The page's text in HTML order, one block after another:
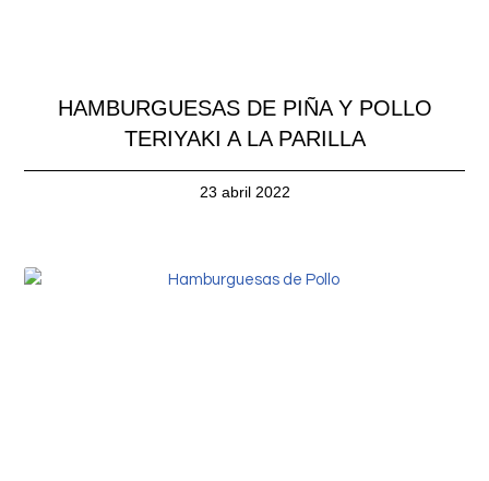
HAMBURGUESAS DE PIÑA Y POLLO
TERIYAKI A LA PARILLA
23 abril 2022